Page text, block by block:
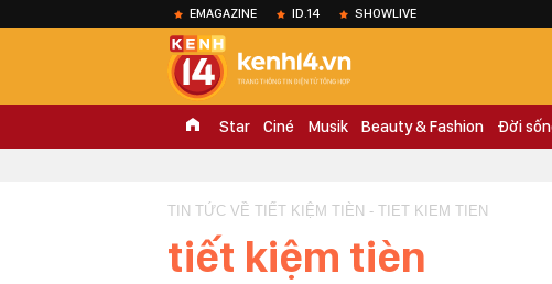
EMAGAZINE ID.14 SHOWLIVE
Star Ciné Musik Beauty & Fashion Đời
TIN TỨC VỀ TIẾT KIỆM TIÈN - TIET KIEM TIEN
tiết kiệm tièn